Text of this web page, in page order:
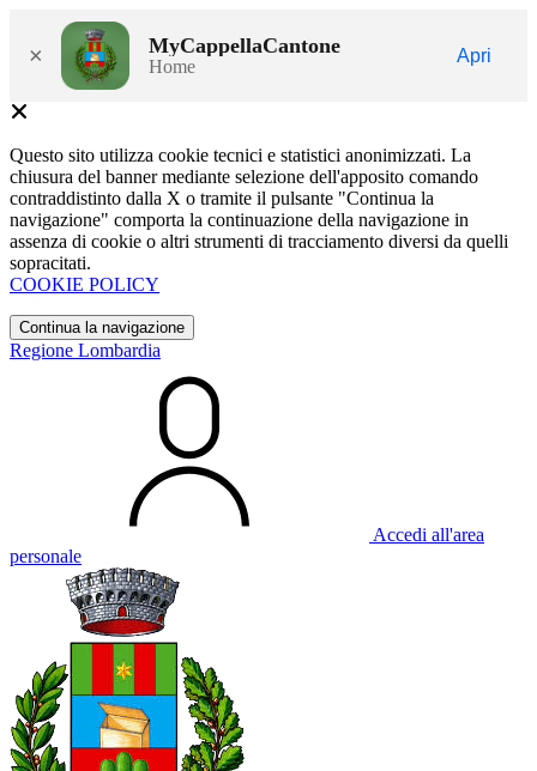
× MyCappellaCantone
Home
Apri
Questo sito utilizza cookie tecnici e statistici anonimizzati. La
chiusura del banner mediante selezione dell'apposito comando
contraddistinto dalla X o tramite il pulsante "Continua la
navigazione" comporta la continuazione della navigazione in
assenza di cookie o altri strumenti di tracciamento diversi da quelli
sopracitati.
COOKIE POLICY
Continua la navigazione
Regione Lombardia
Accedi all'area
personale